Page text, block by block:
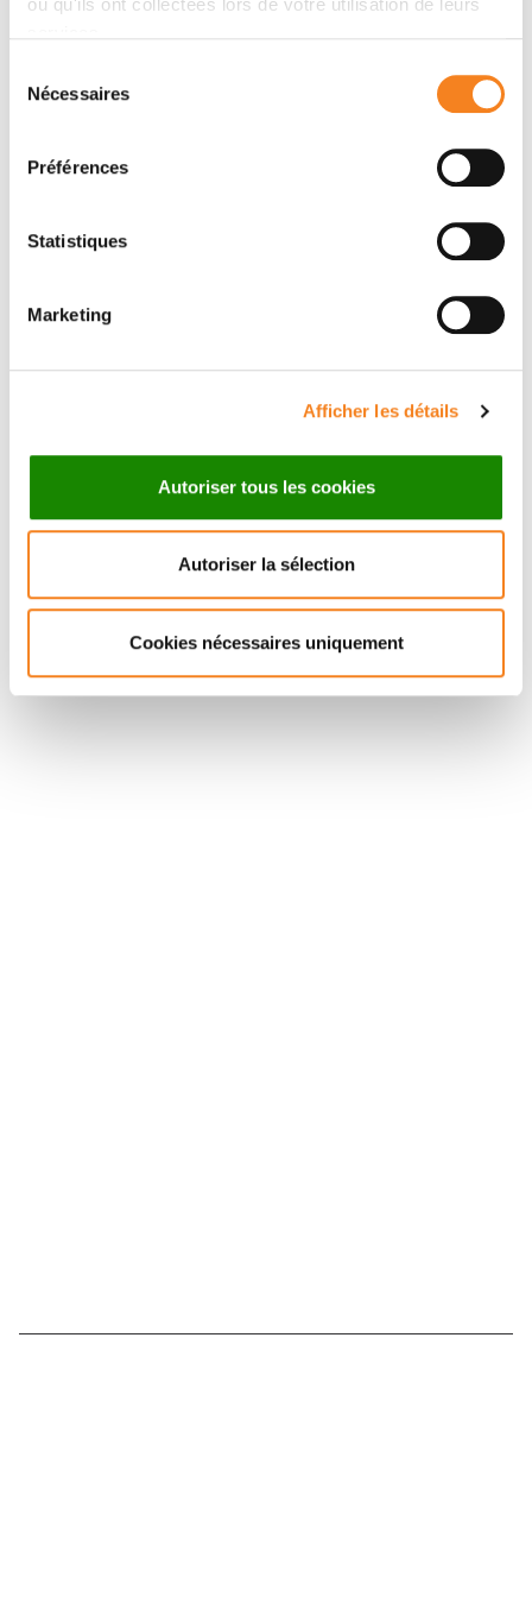
ou qu'ils ont collectées lors de votre utilisation de leurs
Nécessaires
Préférences
Statistiques
Marketing
Afficher les détails
Autoriser tous les cookies
Autoriser la sélection
Cookies nécessaires uniquement
and a Pol II phospho-S2 CTD / Mst2 pathway. These
Membres
MORILLON
Directeur de recherche